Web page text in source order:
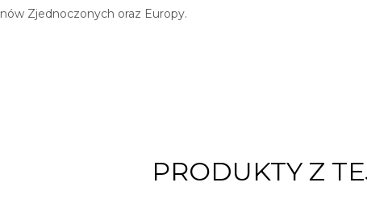
nów Zjednoczonych oraz Europy.
PRODUKTY Z